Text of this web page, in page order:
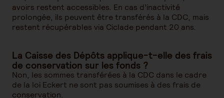
avoirs restent accessibles. En cas d’inactivité
prolongée, ils peuvent être transférés à la CDC, mais
restent récupérables via Ciclade pendant 20 ans.
La Caisse des Dépôts applique-t-elle des frais
de conservation sur les fonds ?
Non, les sommes transférées à la CDC dans le cadre
de la loi Eckert ne sont pas soumises à des frais de
conservation.